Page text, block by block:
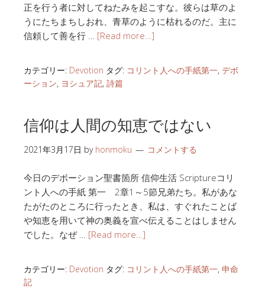
正を行う者に対してねたみを起こすな。彼らは草のよ
うにたちまちしおれ、青草のように枯れるのだ。主に
信頼して善を行 … [Read more…]
カテゴリー: Devotion タグ: コリント人への手紙第一, デボ
ーション, ヨシュア記, 詩篇
信仰は人間の知恵ではない
2021年3月17日 by honmoku コメントする
今日のデボーション聖書箇所 信仰生活 Scriptureコリ
ント人への手紙 第一 2章1～5節兄弟たち。私があな
たがたのところに行ったとき、私は、すぐれたことば
や知恵を用いて神の奥義を宣べ伝えることはしません
でした。なぜ … [Read more…]
カテゴリー: Devotion タグ: コリント人への手紙第一, 申命
記